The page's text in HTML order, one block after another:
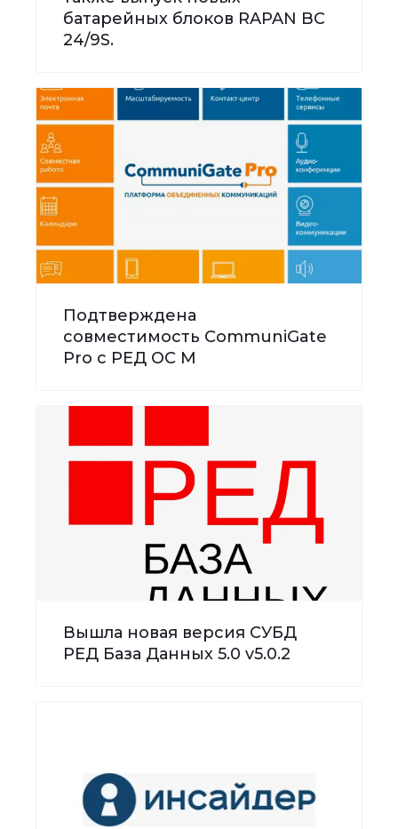
батарейных блоков RAPAN BC
24/9S.
Подтверждена
совместимость CommuniGate
Pro с РЕД ОС М
Вышла новая версия СУБД
РЕД База Данных 5.0 v5.0.2